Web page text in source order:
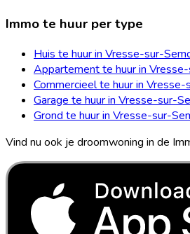
Immo te huur per type
Huis te huur in Vresse-sur-
Appartement te huur in
Commercieel te huur in
Garage te huur in Vresse-sur-
Grond te huur in Vresse-sur-
Vind nu ook je droomwoning in de